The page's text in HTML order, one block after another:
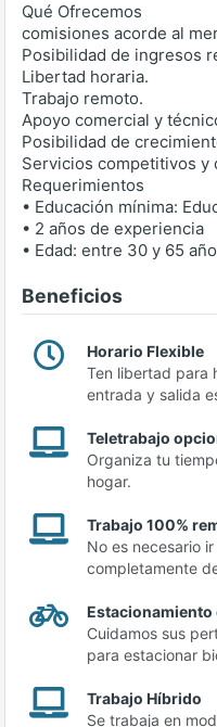
Qué Ofrecemos
comisiones acorde al
Posibilidad de ingresos
Libertad horaria.
Trabajo remoto.
Apoyo comercial y
Posibilidad de
Servicios competitivos y
Requerimientos
• Educación mínima:
• 2 años de experiencia
• Edad: entre 30 y 65
Beneficios
Horario Flexible
Ten libertad para
entrada y salida
Teletrabajo
Organiza tu
hogar.
Trabajo 100%
No es necesario
completamente
Estacionamiento
Cuidamos sus
para estacionar
Trabajo Híbrido
Se trabaja en